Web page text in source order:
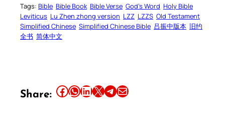
Tags: Bible Bible Book Bible Verse God’s Word Holy Bible
Leviticus Lu Zhen zhong version LZZ LZZS Old Testament
Simplified Chinese Simplified Chinese Bible 吕振中版本 旧约
全书 简体中文
Share: Share this article on Facebook Share this article on WhatsApp Share this article on LinkedIn Share this article on X Share this article on TelegramEmail this Article